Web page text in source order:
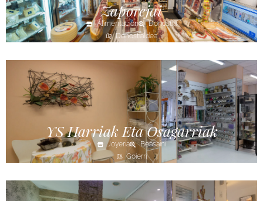
Zaporejai
Alimentación
Donostia
Donostialdea
YS Harriak Eta Osagarriak
Joyería
Beasaini
Goierri